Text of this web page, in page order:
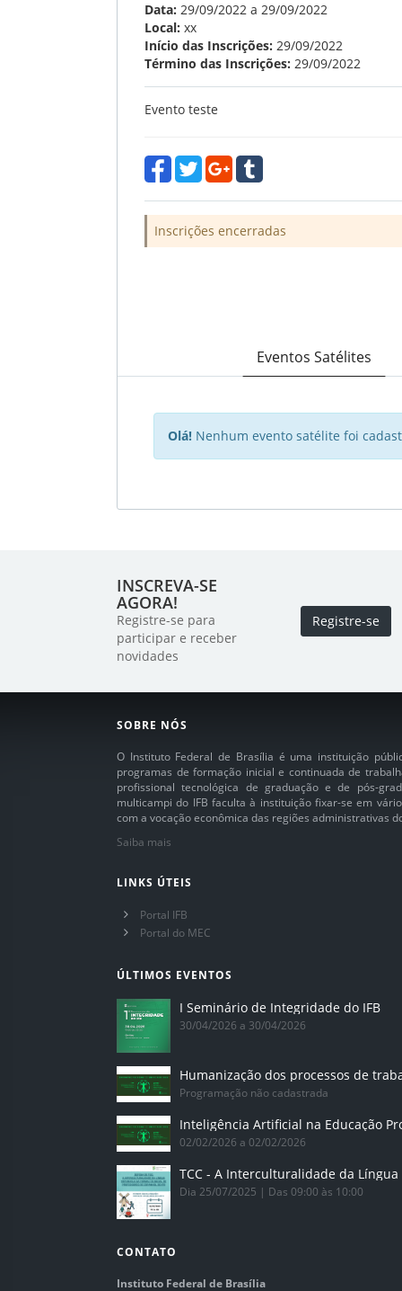
Data: 29/09/2022 a 29/09/2022
Local: xx
Início das Inscrições: 29/09/2022
Término das Inscrições: 29/09/2022
Evento teste
Inscrições encerradas
Eventos Satélites
Olá! Nenhum evento satélite foi
INSCREVA-SE
AGORA!
Registre-se para
participar e receber
novidades
Registre-se
SOBRE NÓS
O Instituto Federal de Brasília é uma instituição
programas de formação inicial e continuada de
profissional tecnológica de graduação e de pós-
multicampi do IFB faculta à instituição fixar-se em
com a vocação econômica das regiões administrativas
Saiba mais
LINKS ÚTEIS
Portal IFB
Portal do MEC
ÚLTIMOS EVENTOS
I Seminário de Integridade do IFB
30/04/2026 a 30/04/2026
Humanização dos processos de
Programação não cadastrada
02/02/2026 a 02/02/2026
Dia 25/07/2025 | Das 09:00 às 10:00
CONTATO
Instituto Federal de Brasília